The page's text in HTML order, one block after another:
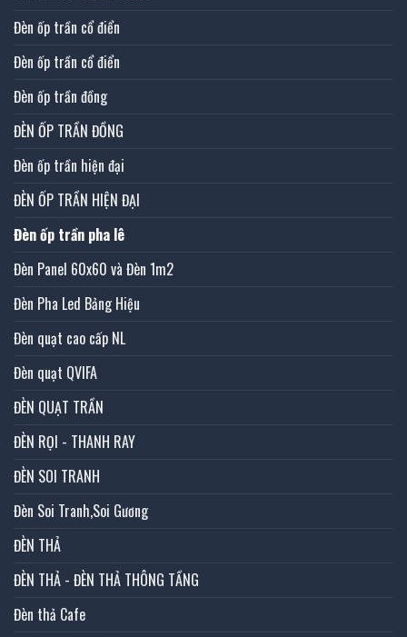
Đèn ốp trần cổ điển
Đèn ốp trần cổ điển
Đèn ốp trần đồng
ĐÈN ỐP TRẦN ĐỒNG
Đèn ốp trần hiện đại
ĐÈN ỐP TRẦN HIỆN ĐẠI
Đèn ốp trần pha lê
Đèn Panel 60x60 và Đèn 1m2
Đèn Pha Led Bảng Hiệu
Đèn quạt cao cấp NL
Đèn quạt QVIFA
ĐÈN QUẠT TRẦN
ĐÈN RỌI - THANH RAY
ĐÈN SOI TRANH
Đèn Soi Tranh,Soi Gương
ĐÈN THẢ
ĐÈN THẢ - ĐÈN THẢ THÔNG TẦNG
Đèn thả Cafe